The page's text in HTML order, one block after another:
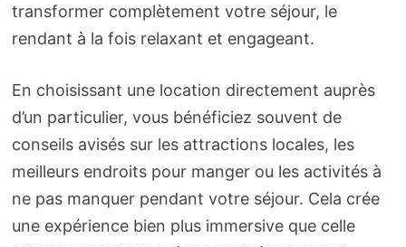
transformer complètement votre séjour, le
rendant à la fois relaxant et engageant.
En choisissant une location directement auprès
d’un particulier, vous bénéficiez souvent de
conseils avisés sur les attractions locales, les
meilleurs endroits pour manger ou les activités à
ne pas manquer pendant votre séjour. Cela crée
une expérience bien plus immersive que celle